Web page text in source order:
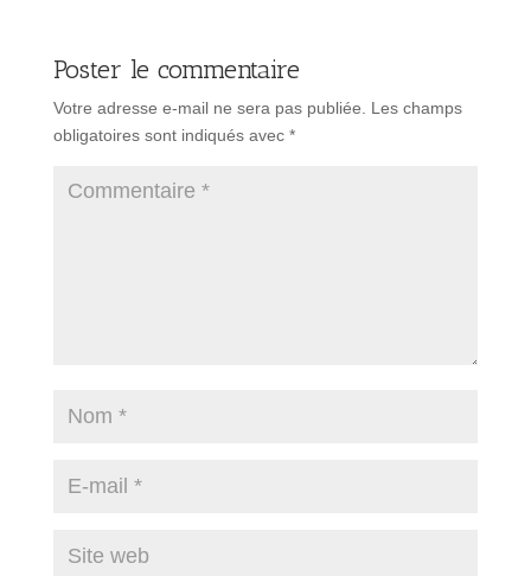
Poster le commentaire
Votre adresse e-mail ne sera pas publiée. Les champs
obligatoires sont indiqués avec *